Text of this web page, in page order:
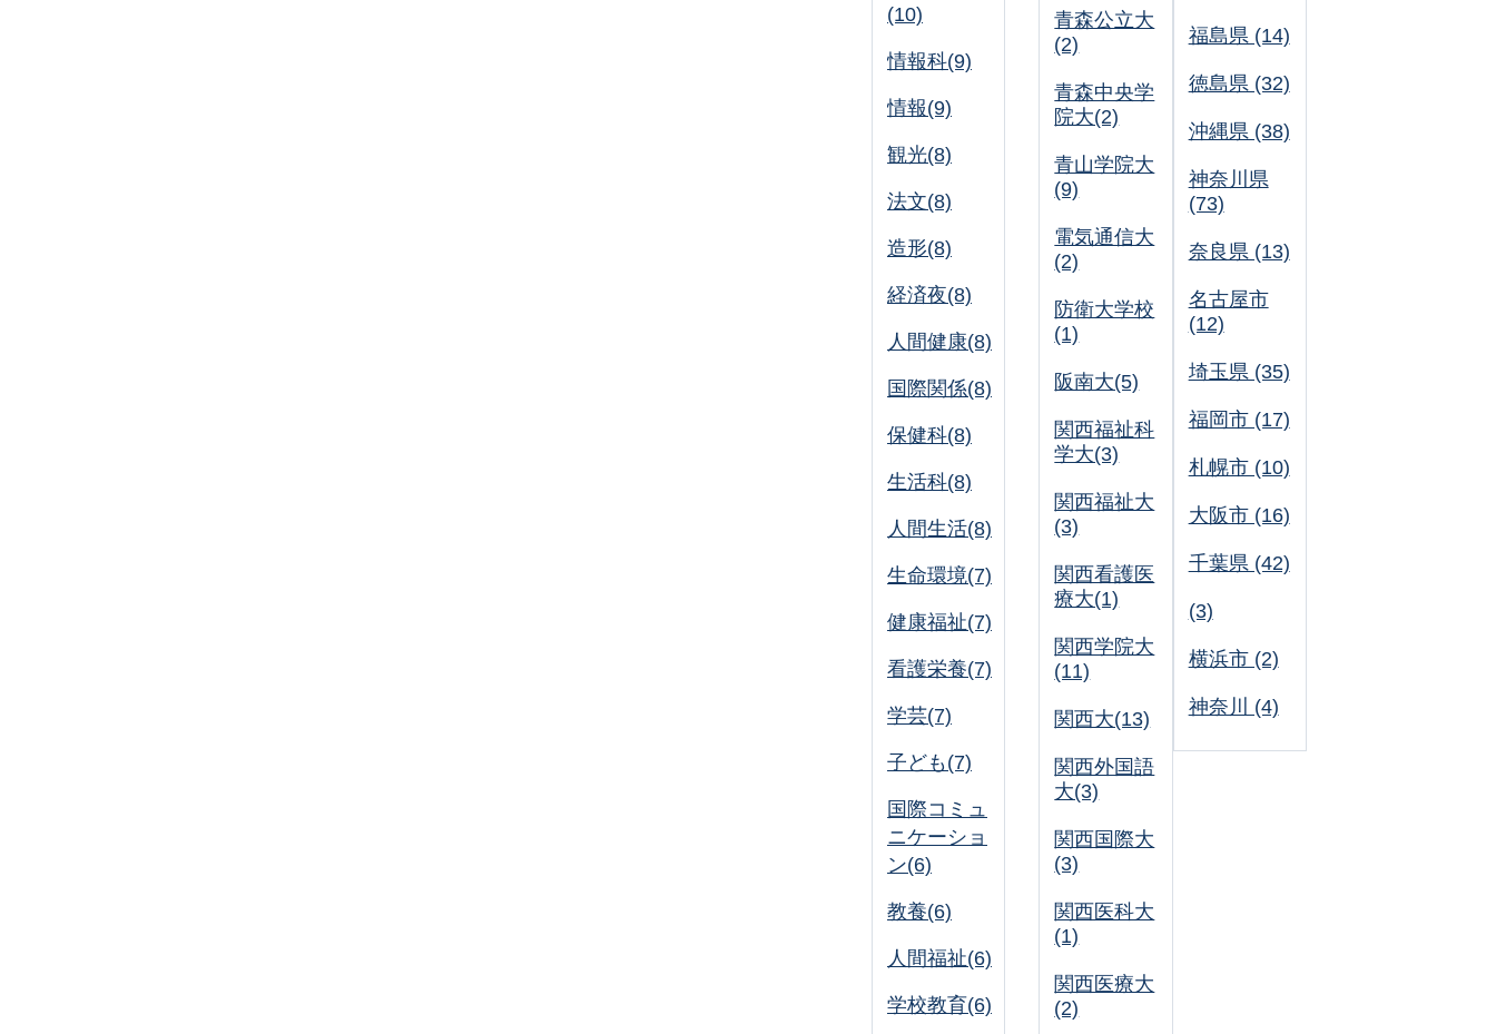
(10)
情報科(9)
情報(9)
観光(8)
法文(8)
造形(8)
経済夜(8)
人間健康(8)
国際関係(8)
保健科(8)
生活科(8)
人間生活(8)
生命環境(7)
健康福祉(7)
看護栄養(7)
学芸(7)
子ども(7)
国際コミュ
ニケーショ
ン(6)
教養(6)
人間福祉(6)
学校教育(6)
青森公立大
(2)
青森中央学
院大(2)
青山学院大
(9)
電気通信大
(2)
防衛大学校
(1)
阪南大(5)
関西福祉科
学大(3)
関西福祉大
(3)
関西看護医
療大(1)
関西学院大
(11)
関西大(13)
関西外国語
大(3)
関西国際大
(3)
関西医科大
(1)
関西医療大
(2)
福島県 (14)
徳島県 (32)
沖縄県 (38)
神奈川県
(73)
奈良県 (13)
名古屋市
(12)
埼玉県 (35)
福岡市 (17)
札幌市 (10)
大阪市 (16)
千葉県 (42)
(3)
横浜市 (2)
神奈川 (4)